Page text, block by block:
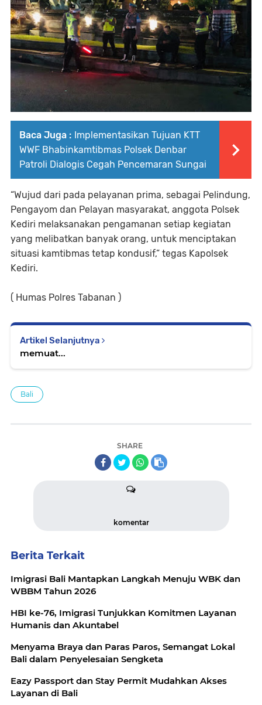
Baca Juga : Implementasikan Tujuan KTT
WWF Bhabinkamtibmas Polsek Denbar
Patroli Dialogis Cegah Pencemaran Sungai
“Wujud dari pada pelayanan prima, sebagai Pelindung,
Pengayom dan Pelayan masyarakat, anggota Polsek
Kediri melaksanakan pengamanan setiap kegiatan
yang melibatkan banyak orang, untuk menciptakan
situasi kamtibmas tetap kondusif,” tegas Kapolsek
Kediri.
( Humas Polres Tabanan )
Artikel Selanjutnya
memuat...
Bali
SHARE
komentar
Berita Terkait
Imigrasi Bali Mantapkan Langkah Menuju WBK dan
WBBM Tahun 2026
HBI ke-76, Imigrasi Tunjukkan Komitmen Layanan
Humanis dan Akuntabel
Menyama Braya dan Paras Paros, Semangat Lokal
Bali dalam Penyelesaian Sengketa
Eazy Passport dan Stay Permit Mudahkan Akses
Layanan di Bali